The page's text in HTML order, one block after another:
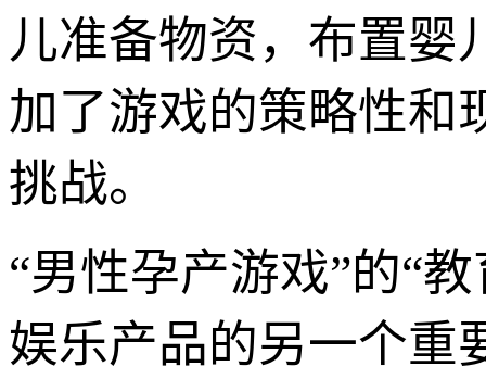
儿准备物资，布置婴
加了游戏的策略性和
挑战。
“男性孕产游戏”的“
娱乐产品的另一个重